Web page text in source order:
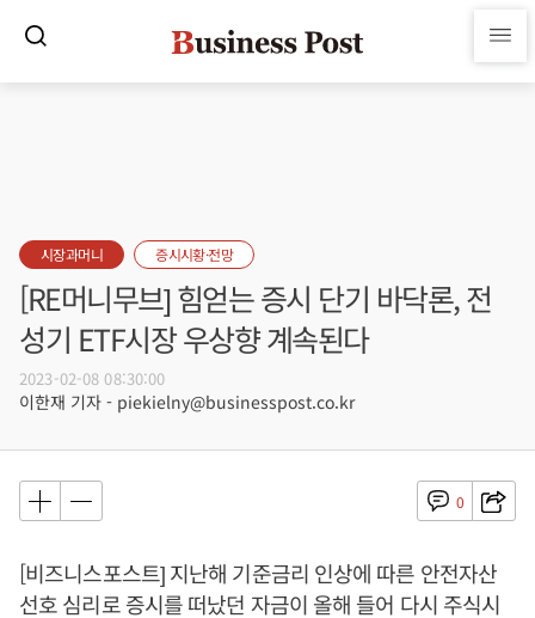
시장과머니 증시시황·전망
[RE머니무브] 힘얻는 증시 단기 바닥론, 전
성기 ETF시장 우상향 계속된다
2023-02-08 08:30:00
이한재 기자 - piekielny@businesspost.co.kr
0
[비즈니스포스트] 지난해 기준금리 인상에 따른 안전자산
선호 심리로 증시를 떠났던 자금이 올해 들어 다시 주식시